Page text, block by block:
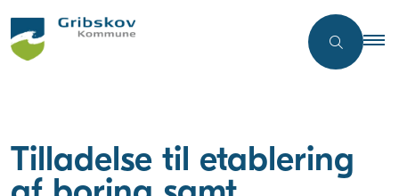
Tilladelse til etablering